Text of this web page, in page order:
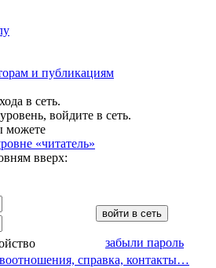
и публикациям
в сеть.
войдите в сеть.
можете
«читатель»
вверх:
забыли пароль
справка, контакты…